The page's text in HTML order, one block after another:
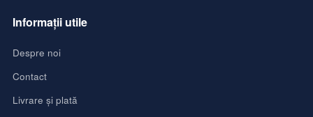
Informații utile
Despre noi
Contact
Livrare și plată